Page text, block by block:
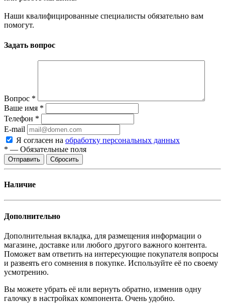
Наши квалифицированные специалисты обязательно вам
помогут.
Задать вопрос
Вопрос *
Ваше имя *
Телефон *
E-mail
Я согласен на обработку персональных данных
* — Обязательные поля
Отправить Сбросить
Наличие
Дополнительно
Дополнительная вкладка, для размещения информации о
магазине, доставке или любого другого важного контента.
Поможет вам ответить на интересующие покупателя вопросы
и развеять его сомнения в покупке. Используйте её по своему
усмотрению.
Вы можете убрать её или вернуть обратно, изменив одну
галочку в настройках компонента. Очень удобно.